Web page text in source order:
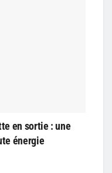
en sortie : une
énergie